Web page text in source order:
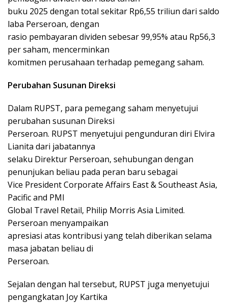
buku 2025 dengan total sekitar Rp6,55 triliun dari saldo
laba Perseroan, dengan
rasio pembayaran dividen sebesar 99,95% atau Rp56,3
per saham, mencerminkan
komitmen perusahaan terhadap pemegang saham.
Perubahan Susunan Direksi
Dalam RUPST, para pemegang saham menyetujui
perubahan susunan Direksi
Perseroan. RUPST menyetujui pengunduran diri Elvira
Lianita dari jabatannya
selaku Direktur Perseroan, sehubungan dengan
penunjukan beliau pada peran baru sebagai
Vice President Corporate Affairs East & Southeast Asia,
Pacific and PMI
Global Travel Retail, Philip Morris Asia Limited.
Perseroan menyampaikan
apresiasi atas kontribusi yang telah diberikan selama
masa jabatan beliau di
Perseroan.
Sejalan dengan hal tersebut, RUPST juga menyetujui
pengangkatan Joy Kartika